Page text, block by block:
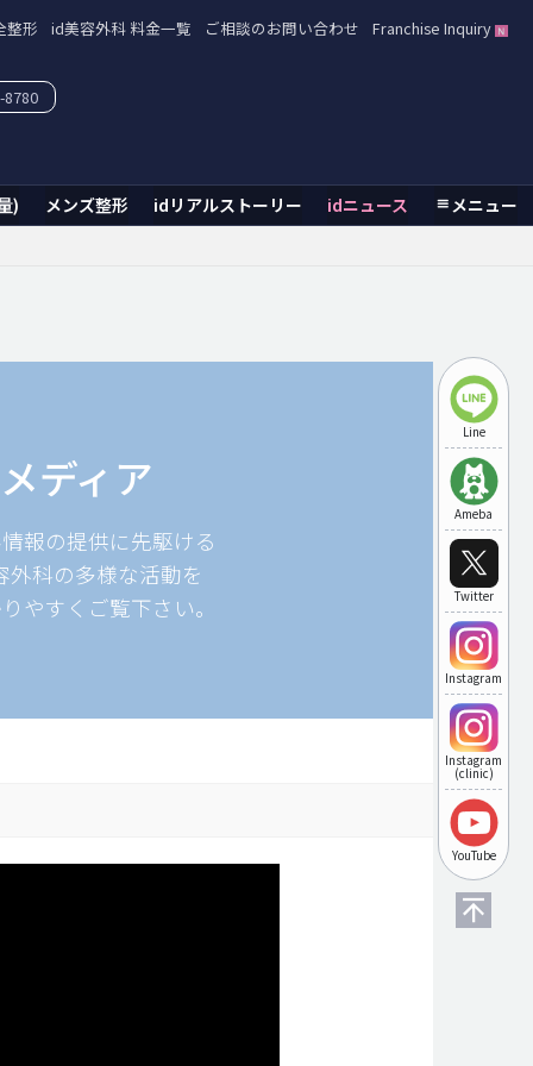
整形 id美容外科 料金一覧 ご相談のお問い合わせ Franchise Inquiry
) メンズ整形 idリアルストーリー idニュース メニュー
8780
Line
Ameba
Twitter
Instagram
Instagram
(clinic)
YouTube
ディア
報の提供に先駆ける
外科の多様な活動を
やすくご覧下さい。